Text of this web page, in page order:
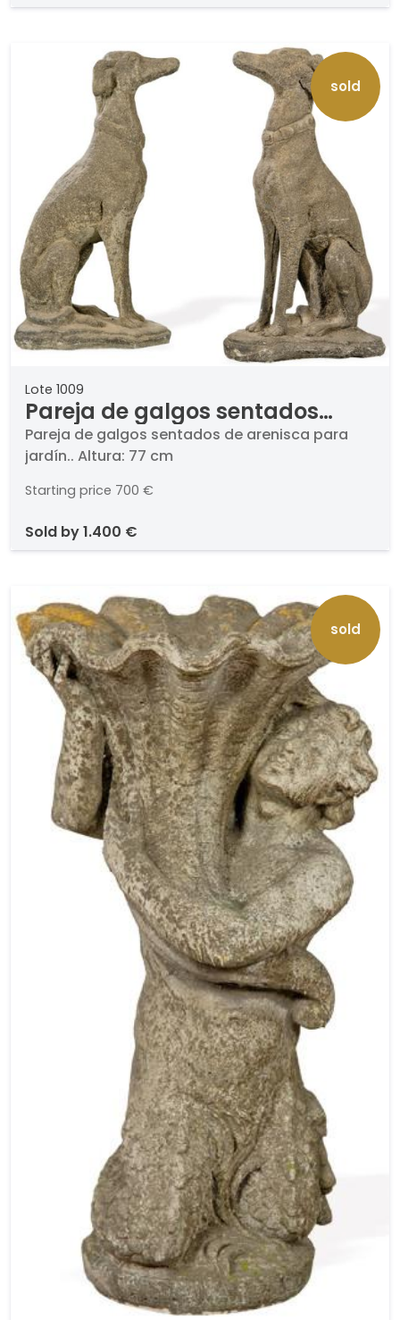
sold
Lote 1009
Pareja de galgos sentados
para jardín de arenisca
Pareja de galgos sentados de arenisca para
jardín.. Altura: 77 cm
Starting price 700 €
sold by1.400 €
sold